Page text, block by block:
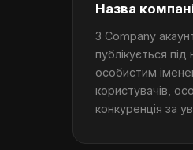
Назва
З Company
публікується
особистим
користувачів,
конкуренція за